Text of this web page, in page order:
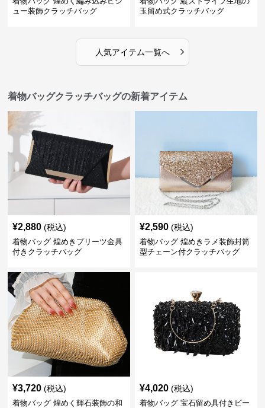
ュー装飾クラッチバッグ
玉留め式クラッチバッグ
人気アイテム一覧へ ›
着物バッグクラッチバッグの新着アイテム
¥2,880 (税込)
着物バッグ 煌めきプリーツ金具
付きクラッチバッグ
¥2,590 (税込)
着物バッグ 煌めきラメ装飾封筒
型チェーン付クラッチバッグ
¥3,720 (税込)
着物バッグ 煌めく輝石装飾の和
¥4,020 (税込)
着物バッグ 宝石留め具付きビー